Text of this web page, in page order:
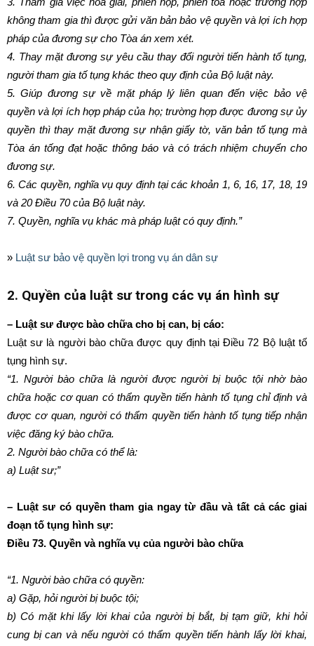
không tham gia thì được gửi văn bản bảo vệ quyền và lợi ích hợp
pháp của đương sự cho Tòa án xem xét.
4. Thay mặt đương sự yêu cầu thay đổi người tiến hành tố tụng,
người tham gia tố tụng khác theo quy định của Bộ luật này.
5. Giúp đương sự về mặt pháp lý liên quan đến việc bảo vệ
quyền và lợi ích hợp pháp của họ; trường hợp được đương sự ủy
quyền thì thay mặt đương sự nhận giấy tờ, văn bản tố tụng mà
Tòa án tống đạt hoặc thông báo và có trách nhiệm chuyển cho
đương sự.
6. Các quyền, nghĩa vụ quy định tại các khoản 1, 6, 16, 17, 18, 19
và 20 Điều 70 của Bộ luật này.
7. Quyền, nghĩa vụ khác mà pháp luật có quy định.”
» Luật sư bảo vệ quyền lợi trong vụ án dân sự
2. Quyền của luật sư trong các vụ án hình sự
– Luật sư được bào chữa cho bị can, bị cáo:
Luật sư là người bào chữa được quy định tạiĐiều 72 Bộ luật tố
tụng hình sự.
“1. Người bào chữa là người được người bị buộc tội nhờ bào
chữa hoặc cơ quan có thẩm quyền tiến hành tố tụng chỉ định và
được cơ quan, người có thẩm quyền tiến hành tố tụng tiếp nhận
việc đăng ký bào chữa.
2. Người bào chữa có thể là:
a) Luật sư;”
– Luật sư có quyền tham gia ngay từ đầu và tất cả các giai
đoạn tố tụng hình sự:
Điều 73. Quyền và nghĩa vụ của người bào chữa
“1. Người bào chữa có quyền:
a) Gặp, hỏi người bị buộc tội;
b)Có mặt khi lấy lời khai của người bị bắt, bị tạm giữ, khi hỏi
cung bị can và nếu người có thẩm quyền tiến hành lấy lời khai,